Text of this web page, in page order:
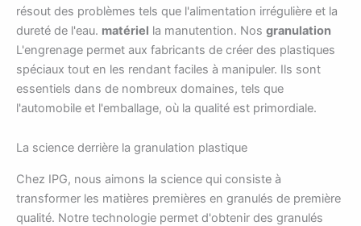
résout des problèmes tels que l'alimentation irrégulière et la
dureté de l'eau. matériel la manutention. Nos granulation
L'engrenage permet aux fabricants de créer des plastiques
spéciaux tout en les rendant faciles à manipuler. Ils sont
essentiels dans de nombreux domaines, tels que
l'automobile et l'emballage, où la qualité est primordiale.
La science derrière la granulation plastique
Chez IPG, nous aimons la science qui consiste à
transformer les matières premières en granulés de première
qualité. Notre technologie permet d'obtenir des granulés